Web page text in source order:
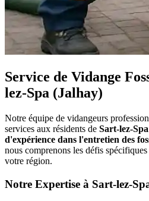
Service de Vidange
lez-Spa (Jalhay)
Notre équipe de vidangeurs
services aux résidents de Sart-lez-Spa
d'expérience dans l'entretien des
nous comprenons les défis
votre région.
Notre Expertise à Sart-lez-